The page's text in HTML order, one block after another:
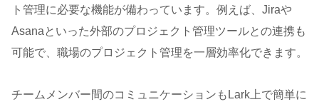
ト管理に必要な機能が備わっています。例えば、Jiraや
Asanaといった外部のプロジェクト管理ツールとの連携も
可能で、職場のプロジェクト管理を一層効率化できます。
チームメンバー間のコミュニケーションもLark上で簡単に